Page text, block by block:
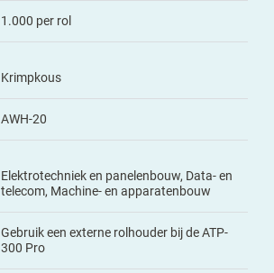
1.000 per rol
Krimpkous
AWH-20
Elektrotechniek en panelenbouw, Data- en
telecom, Machine- en apparatenbouw
Gebruik een externe rolhouder bij de ATP-
300 Pro